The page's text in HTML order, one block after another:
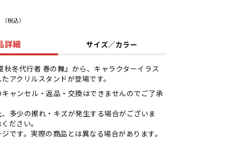
（税込）
詳細 サイズ／カラー
秋冬代行者 春の舞』から、キャラクターイラス
アクリルスタンドが登場です。
ャンセル・返品・交換はできませんのでご了承
多少の擦れ・キズが発生する場合がございま
ださい。
です。実際の商品とは異なる場合があります。